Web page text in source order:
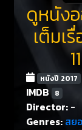
ดูหนัง
เต็มเ
หนังปี 2017
IMDB 8
Director: -
Genres: สย